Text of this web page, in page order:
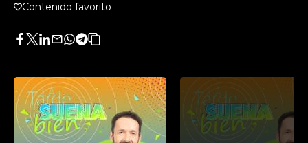
Contenido favorito
Facebook
Twitter
LinkedIn
Enviar
Whatsapp
Telegram
Copiar
artículo